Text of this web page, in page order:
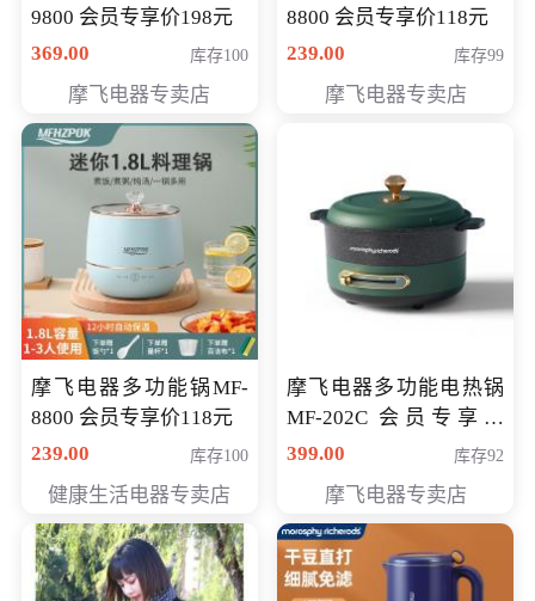
9800 会员专享价198元
369.00
库存100
摩飞电器专卖店
8800 会员专享价118元
239.00
库存99
摩飞电器专卖店
摩飞电器多功能锅MF-
8800 会员专享价118元
239.00
库存100
健康生活电器专卖店
摩飞电器多功能电热锅
MF-202C 会员专享价
269元
399.00 库存92
摩飞电器专卖店